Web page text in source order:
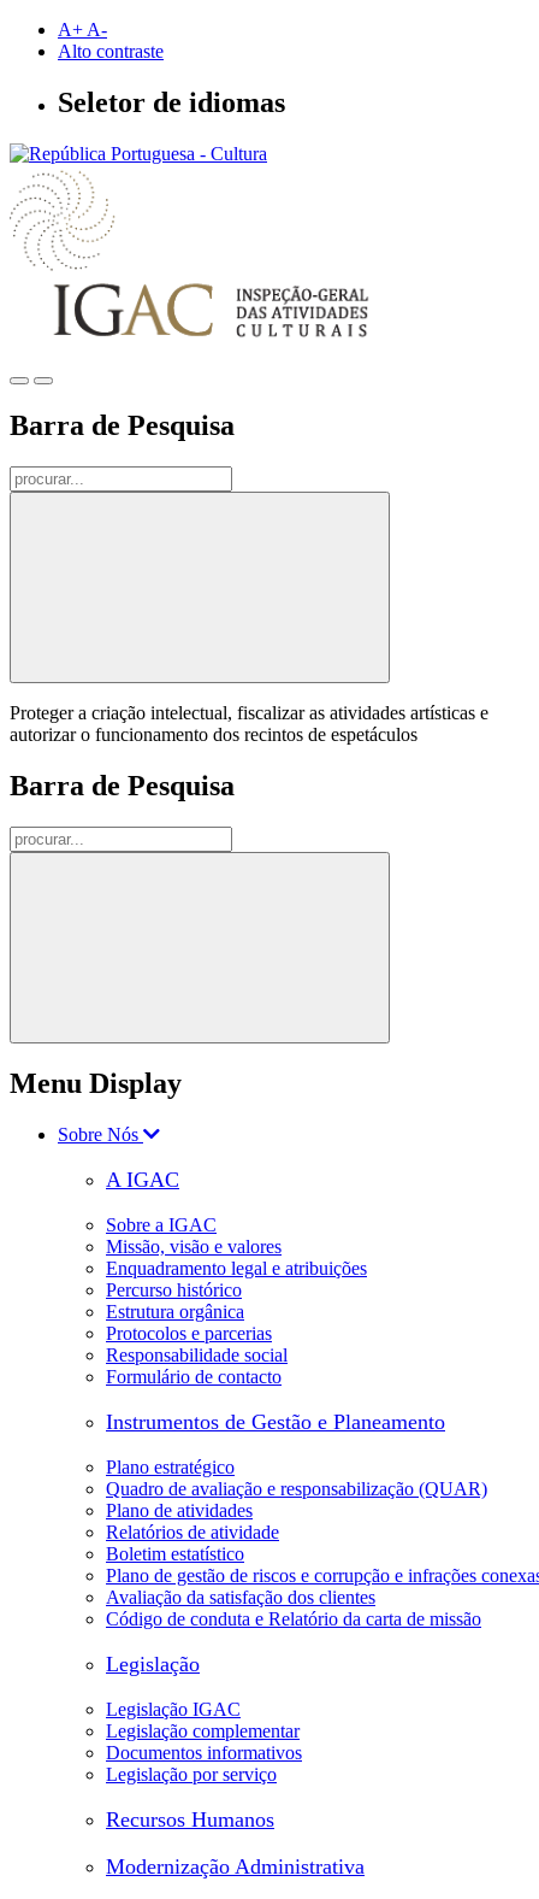
Saltar
para
principal
A+ A-
Alto contraste
Seletor de idiomas
Barra de Pesquisa
Proteger a criação intelectual, fiscalizar as atividades artísticas e
autorizar o funcionamento dos recintos de espetáculos
Barra de Pesquisa
Menu Display
Sobre Nós
A IGAC
Sobre a IGAC
Missão, visão e valores
Enquadramento legal e atribuições
Percurso histórico
Estrutura orgânica
Protocolos e parcerias
Responsabilidade social
Formulário de contacto
Instrumentos de Gestão e Planeamento
Plano estratégico
Quadro de avaliação e responsabilização (QUAR)
Plano de atividades
Relatórios de atividade
Boletim estatístico
Plano de gestão de riscos e corrupção e infrações
Avaliação da satisfação dos clientes
Código de conduta e Relatório da carta de missão
Legislação
Legislação IGAC
Legislação complementar
Documentos informativos
Legislação por serviço
Recursos Humanos
Modernização Administrativa